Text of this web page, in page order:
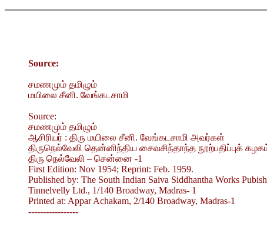
Source:
சமணமும் தமிழும்
மயிலை சீனி. வேங்கடசாமி
Source:
சமணமும் தமிழும்
ஆசிரியர் : திரு மயிலை சீனி. வேங்கடசாமி அவர்கள்
திருநெல்வேலி தென்னிந்திய சைவசிந்தாந்த நூற்பதிப்புக்
திரு நெல்வேலி – சென்னை -1
First Edition: Nov 1954; Reprint: Feb. 1959.
Published by: The South Indian Saiva Siddhantha Works
Tinnelvelly Ltd., 1/140 Broadway, Madras- 1
Printed at: Appar Achakam, 2/140 Broadway, Madras-1
-----------------